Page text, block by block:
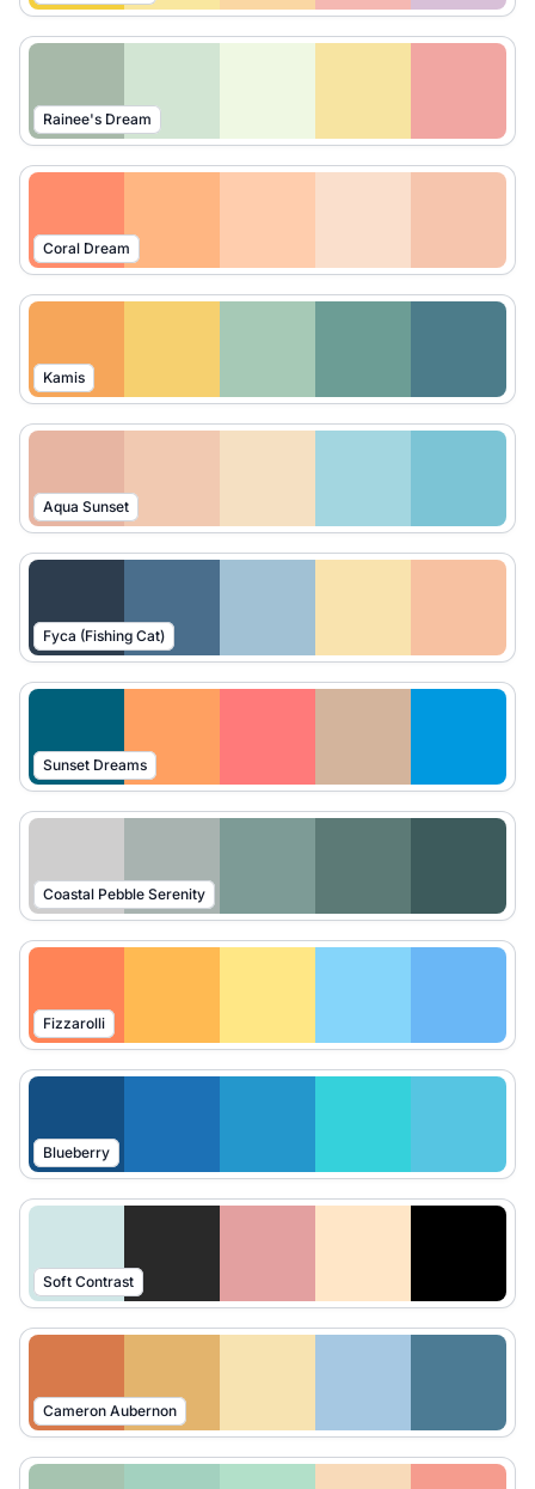
Rainee's Dream
Coral Dream
Kamis
Aqua Sunset
Fyca (Fishing Cat)
Sunset Dreams
Coastal Pebble Serenity
Fizzarolli
Blueberry
Soft Contrast
Cameron Aubernon